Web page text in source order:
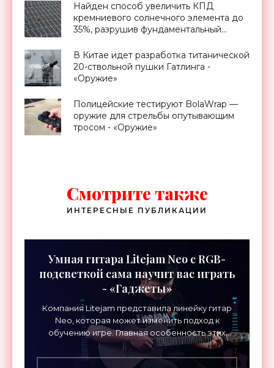
Найден способ увеличить КПД
кремниевого солнечного элемента до
35%, разрушив фундаментальный
Электроники»
В Китае идет разработка титанической
20-ствольной пушки Гатлинга -
«Оружие»
Полицейские тестируют BolaWrap —
оружие для стрельбы опутывающим
тросом - «Оружие»
Смотрите также
ИНТЕРЕСНЫЕ ПУБЛИКАЦИИ
Умная гитара Litejam Neo с RGB-
подсветкой сама научит вас играть
- «Гаджеты»
Компания Litejam представила линейку гитар
Neo, которая может изменить подход к
обучению игре. Главная особенность этих
инструментов – встроенная RGB-подсветка
грифа. Светодиоды